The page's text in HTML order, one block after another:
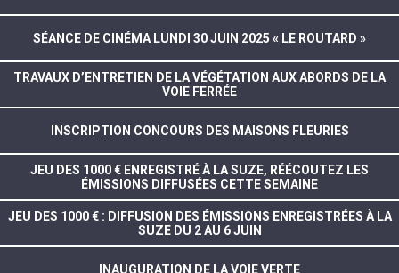
SÉANCE DE CINÉMA LUNDI 30 JUIN 2025 « LE ROUTARD »
TRAVAUX D’ENTRETIEN DE LA VÉGÉTATION AUX ABORDS DE LA
VOIE FERRÉE
INSCRIPTION CONCOURS DES MAISONS FLEURIES
JEU DES 1000 € ENREGISTRÉ À LA SUZE, RÉÉCOUTEZ LES
ÉMISSIONS DIFFUSÉES CETTE SEMAINE
JEU DES 1000 € : DIFFUSION DES ÉMISSIONS ENREGISTRÉES À LA
SUZE DU 2 AU 6 JUIN
INAUGURATION DE LA VOIE VERTE